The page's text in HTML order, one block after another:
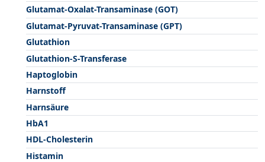
Glutamat-Oxalat-Transaminase (GOT)
Glutamat-Pyruvat-Transaminase (GPT)
Glutathion
Glutathion-S-Transferase
Haptoglobin
Harnstoff
Harnsäure
HbA1
HDL-Cholesterin
Histamin